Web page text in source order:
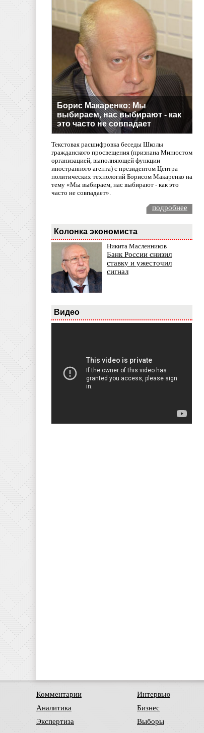
Борис Макаренко: Мы
выбираем, нас выбирают - как
это часто не совпадает
Текстовая расшифровка беседы Школы
гражданского просвещения (признана Минюстом
организацией, выполняющей функции
иностранного агента) с президентом Центра
политических технологий Борисом Макаренко на
тему «Мы выбираем, нас выбирают - как это
часто не совпадает».
подробнее
Колонка экономиста
Никита Масленников
Банк России снизил
ставку и ужесточил
сигнал
Видео
Комментарии
Аналитика
Экспертиза
Интервью
Бизнес
Выборы